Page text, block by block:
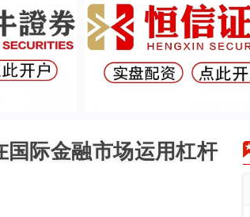
国际金融市场运用杠杆